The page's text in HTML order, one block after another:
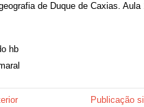
de Duque de Caxias. Aula
hb
Publicação